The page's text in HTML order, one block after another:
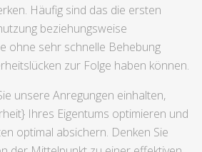
Häufig sind das die ersten
beziehungsweise
ohne sehr schnelle Behebung
zur Folge haben können.
unsere Anregungen einhalten,
Ihres Eigentums optimieren und
optimal absichern. Denken Sie